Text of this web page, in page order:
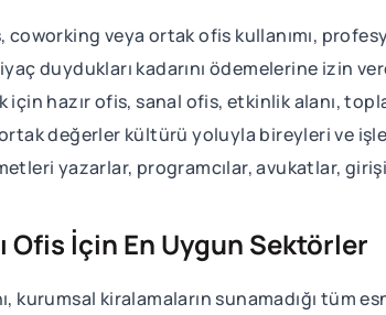
coworking veya ortak ofis kullanımı,
duydukları kadarını ödemelerine izin
için hazır ofis, sanal ofis, etkinlik alanı,
ortak değerler kültürü yoluyla bireyleri ve
yazarlar, programcılar, avukatlar,
Ofis İçin En Uygun Sektörler
kurumsal kiralamaların sunamadığı tüm